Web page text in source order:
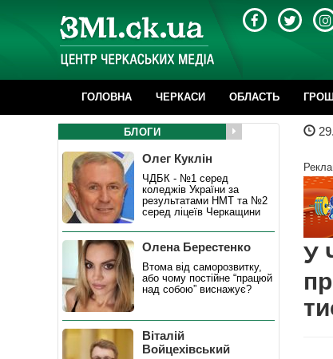
ГОЛОВНА ЧЕРКАСИ ОБЛАСТЬ ГРОШІ
У
БЛОГИ
Олег Куклін
ЧДБК - №1 серед
коледжів України за
результатами НМТ та №2
серед ліцеїв Черкащини
Олена Берестенко
Втома від саморозвитку,
або чому постійне “працюй
над собою” виснажує?
Віталій
Войцехівський